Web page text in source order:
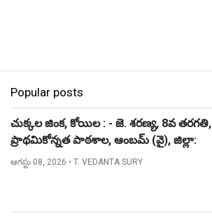
Popular posts
చుక్కల జింక, కోయిల : - జె. శరణ్య, 8వ తరగతి,
ప్రాథమికోన్నత పాఠశాల, ఆంబమ్ (వై), జిల్లా:
నిజామాబాద్.
ఆగస్టు 08, 2026 • T. VEDANTA SURY